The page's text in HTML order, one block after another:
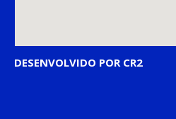
DESENVOLVIDO POR CR2